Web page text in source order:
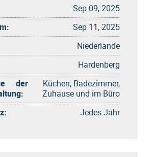
Sep 09, 2025
Sep 11, 2025
Niederlande
Hardenberg
der
Küchen, Badezimmer,
Zuhause und im Büro
Jedes Jahr